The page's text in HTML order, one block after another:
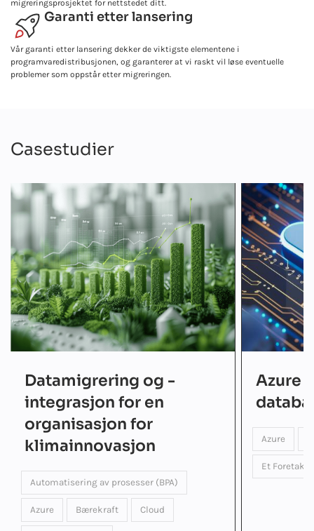
migreringsprosjektet for nettstedet ditt.
Garanti etter lansering
Vår garanti etter lansering dekker de viktigste elementene i
programvaredistribusjonen, og garanterer at vi raskt vil løse eventuelle
problemer som oppstår etter migreringen.
Casestudier
Datamigrering og -
integrasjon for en
organisasjon for
klimainnovasjon
Automatisering av prosesser (BPA)
Azure Bærekraft Cloud
Azure
Azure
Et Foretak